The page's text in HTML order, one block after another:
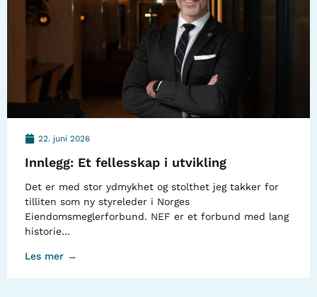
22. juni 2026
Innlegg: Et fellesskap i utvikling
Det er med stor ydmykhet og stolthet jeg takker for
tilliten som ny styreleder i Norges
Eiendomsmeglerforbund. NEF er et forbund med lang
historie…
Les mer →